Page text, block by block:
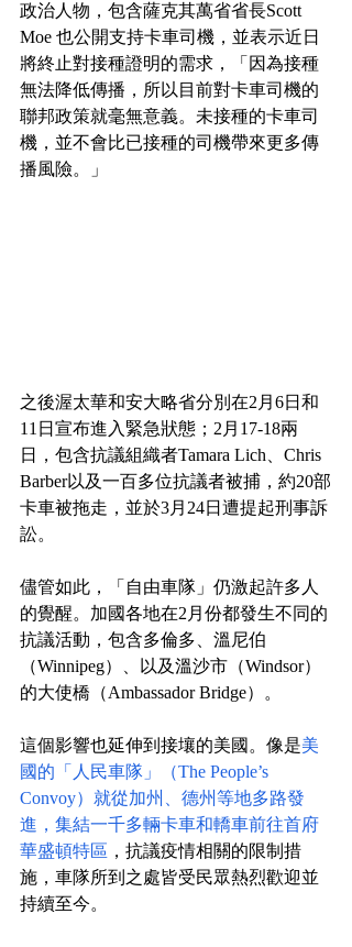
政治人物，包含薩克其萬省省長Scott
Moe 也公開支持卡車司機，並表示近日
將終止對接種證明的需求，「因為接種
無法降低傳播，所以目前對卡車司機的
聯邦政策就毫無意義。未接種的卡車司
機，並不會比已接種的司機帶來更多傳
播風險。」
之後渥太華和安大略省分別在2月6日和
11日宣布進入緊急狀態；2月17-18兩
日，包含抗議組織者Tamara Lich、Chris
Barber以及一百多位抗議者被捕，約20部
卡車被拖走，並於3月24日遭提起刑事訴
訟。
儘管如此，「自由車隊」仍激起許多人
的覺醒。加國各地在2月份都發生不同的
抗議活動，包含多倫多、溫尼伯
（Winnipeg）、以及溫沙市（Windsor）
的大使橋（Ambassador Bridge）。
這個影響也延伸到接壤的美國。像是美
國的「人民車隊」（The People’s
Convoy）就從加州、德州等地多路發
進，集結一千多輛卡車和轎車前往首府
華盛頓特區 ，抗議疫情相關的限制措
施，車隊所到之處皆受民眾熱烈歡迎並
持續至今。